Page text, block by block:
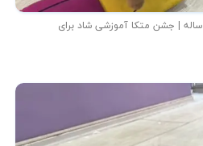
آموزش زبان انگلیسی کودکان ۳ ساله | جشن متکا‌ آموزشی شاد برای